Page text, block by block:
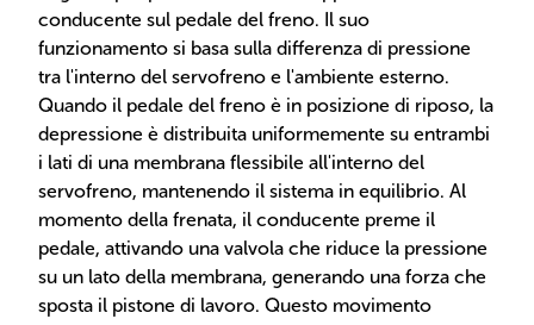
conducente sul pedale del freno. Il suo
funzionamento si basa sulla differenza di pressione
tra l'interno del servofreno e l'ambiente esterno.
Quando il pedale del freno è in posizione di riposo, la
depressione è distribuita uniformemente su entrambi
i lati di una membrana flessibile all'interno del
servofreno, mantenendo il sistema in equilibrio. Al
momento della frenata, il conducente preme il
pedale, attivando una valvola che riduce la pressione
su un lato della membrana, generando una forza che
sposta il pistone di lavoro. Questo movimento